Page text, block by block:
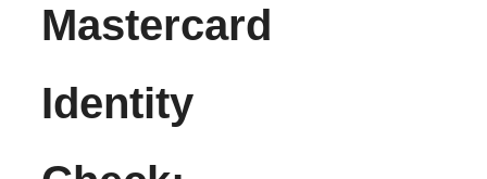
Mastercard
Identity